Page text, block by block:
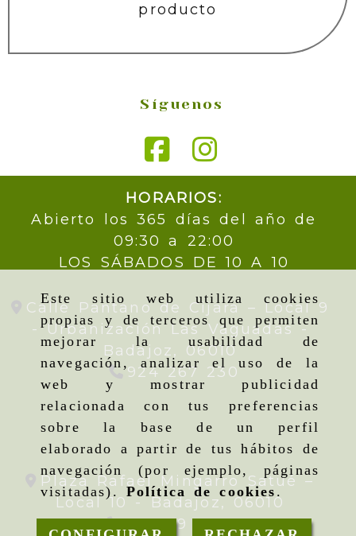
Este sitio web utiliza cookies
propias y de terceros que permiten
mejorar la usabilidad de
navegación, analizar el uso de la
web y mostrar publicidad
relacionada con tus preferencias
sobre la base de un perfil
elaborado a partir de tus hábitos de
navegación (por ejemplo, páginas
visitadas). Política de cookies .
producto
Síguenos
HORARIOS:
Abierto los 365 días del año de
09:30 a 22:00
LOS SÁBADOS DE 10 A 10
Calle Pantano de Cijara – Local 9
- Urbanización Las Vaguadas -
Badajoz, 06010
924 267 230
Plaza Rafael Mingarro Satué –
Local 10 -
Badajoz, 06010
924 09 19 95